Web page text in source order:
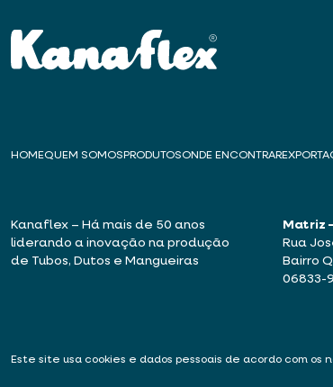
HOMEQUEM SOMOS PRODUTOSONDE ENCONTRAR
Kanaflex – Há mais de 50 anos
liderando a inovação na produção
de Tubos, Dutos e Mangueiras
Matriz
Rua
Bairro
06833-
Este site usa cookies e dados pessoais de acordo com os